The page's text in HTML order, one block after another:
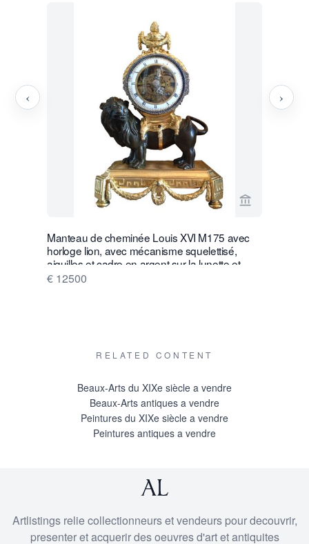
Voir la page
Manteau de cheminée Louis XVI M175 avec
horloge lion, avec mécanisme squelettisé,
aiguilles et cadre en argent sur la lunette et
sonnerie sur une cloche en argent
€ 12500
‹ ›
RELATED CONTENT
Beaux-Arts du XIXe siècle a vendre
Beaux-Arts antiques a vendre
Peintures du XIXe siècle a vendre
Peintures antiques a vendre
Artlistings relie collectionneurs et vendeurs pour decouvrir,
presenter et acquerir des oeuvres d'art et antiquites